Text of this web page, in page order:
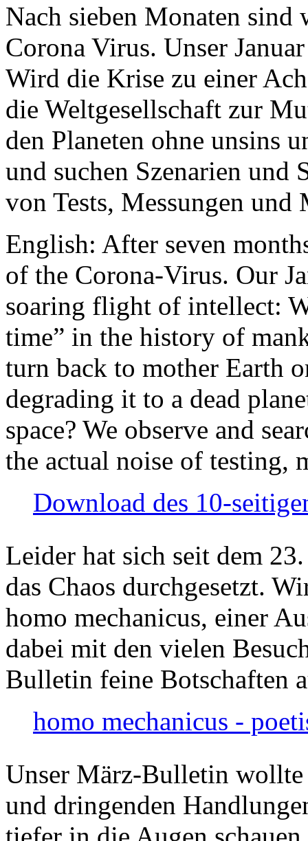
Nach sieben Monaten
Corona Virus. Unser
Wird die Krise zu einer
die Weltgesellschaft zur
den Planeten ohne unsins
und suchen Szenarien und
von Tests, Messungen und
English: After seven
of the Corona-Virus. Our
soaring flight of intellect:
time” in the history of
turn back to mother Earth
degrading it to a dead
space? We observe and
the actual noise of testing,
Download des 10-
Leider hat sich seit dem
das Chaos durchgesetzt.
homo mechanicus, einer
dabei mit den vielen
Bulletin feine Botschaften
homo mechanicus -
Unser März-Bulletin
und dringenden